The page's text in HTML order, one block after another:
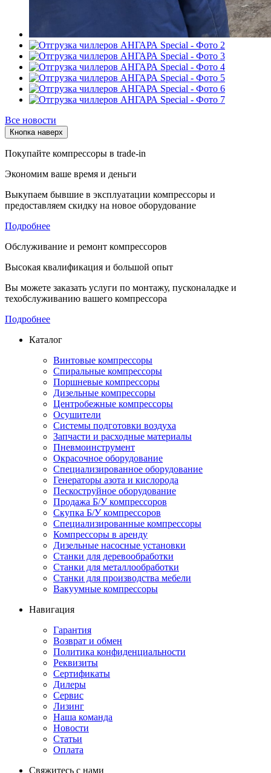
Все новости
Кнопка наверх
Покупайте компрессоры в trade-in
Экономим ваше время и деньги
Выкупаем бывшие в эксплуатации компрессоры и
предоставляем скидку на новое оборудование
Подробнее
Обслуживание и ремонт компрессоров
Высокая квалификация и большой опыт
Вы можете заказать услуги по монтажу, пусконаладке и
техобслуживанию вашего компрессора
Подробнее
Каталог
Винтовые компрессоры
Спиральные компрессоры
Поршневые компрессоры
Дизельные компрессоры
Центробежные компрессоры
Осушители
Системы подготовки воздуха
Запчасти и расходные материалы
Пневмоинструмент
Окрасочное оборудование
Специализированное оборудование
Генераторы азота и кислорода
Пескоструйное оборудование
Продажа Б/У компрессоров
Скупка Б/У компрессоров
Специализированные компрессоры
Компрессоры в аренду
Дизельные насосные установки
Станки для деревообработки
Станки для металлообработки
Станки для производства мебели
Вакуумные компрессоры
Навигация
Гарантия
Возврат и обмен
Политика конфиденциальности
Реквизиты
Сертификаты
Дилеры
Сервис
Лизинг
Наша команда
Новости
Статьи
Оплата
Свяжитесь с нами